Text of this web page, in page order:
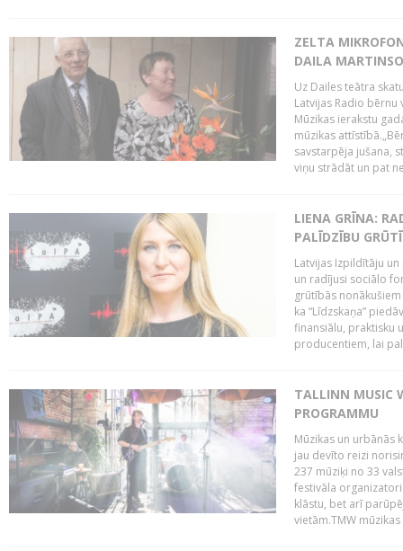
ZELTA
DAILA
Uz Dailes teātra
Latvijas Radio
Mūzikas ierakstu
mūzikas
savstarpēja jušana,
viņu strādāt un pat
LIENA GRĪNA:
PALĪDZĪBU
Latvijas Izpildītāju
un radījusi sociālo
grūtībās
ka “Līdzskaņa”
finansiālu, praktisku
producentiem, lai
TALLINN MUSIC
PROGRAMMU
Mūzikas un urbānās
jau devīto reizi
237 mūziķi no 33
festivāla
klāstu, bet arī
vietām.TMW